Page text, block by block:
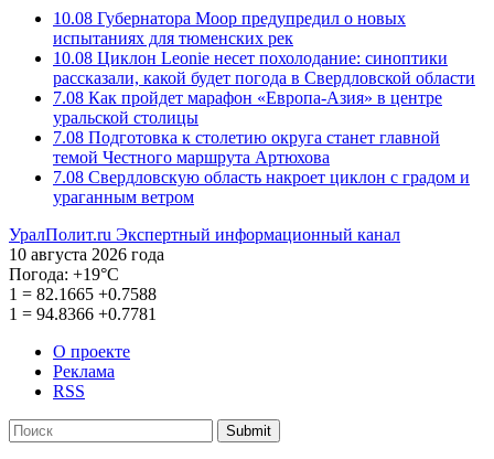
10.08 Губернатора Моор предупредил о новых
испытаниях для тюменских рек
10.08 Циклон Leonie несет похолодание: синоптики
рассказали, какой будет погода в Свердловской области
7.08 Как пройдет марафон «Европа-Азия» в центре
уральской столицы
7.08 Подготовка к столетию округа станет главной
темой Честного маршрута Артюхова
7.08 Свердловскую область накроет циклон с градом и
ураганным ветром
УралПолит.ru Экспертный информационный канал
10 августа 2026 года
Погода: +19°С
1 = 82.1665 +0.7588
1 = 94.8366 +0.7781
О проекте
Реклама
RSS
Submit